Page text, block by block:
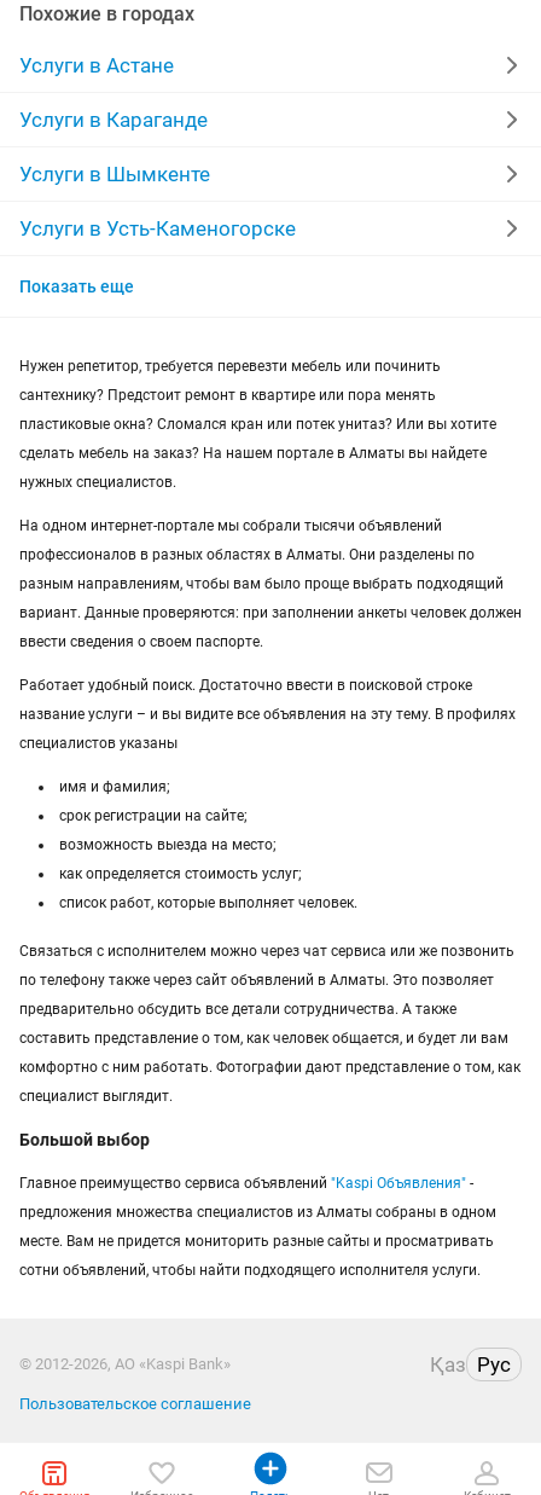
мебель на заказ
уколы на дому вывоз мусора
москитные сетки
ремонт стиральных машин диван
грузоперевозки газель
прихожая двери сборка мебели ремонт
Похожие в городах
Услуги в Астане
Услуги в Караганде
Услуги в Шымкенте
Услуги в Усть-Каменогорске
Услуги в Актобе
Услуги в Костанае
Услуги в Уральске
Услуги в Казахстане
Показать еще
Нужен репетитор, требуется перевезти мебель или починить
сантехнику? Предстоит ремонт в квартире или пора менять
пластиковые окна? Сломался кран или потек унитаз? Или вы хотите
сделать мебель на заказ? На нашем портале в Алматы вы найдете
нужных специалистов.
На одном интернет-портале мы собрали тысячи объявлений
профессионалов в разных областях в Алматы. Они разделены по
разным направлениям, чтобы вам было проще выбрать подходящий
вариант. Данные проверяются: при заполнении анкеты человек должен
ввести сведения о своем паспорте.
Работает удобный поиск. Достаточно ввести в поисковой строке
название услуги – и вы видите все объявления на эту тему. В профилях
специалистов указаны
имя и фамилия;
срок регистрации на сайте;
возможность выезда на место;
как определяется стоимость услуг;
список работ, которые выполняет человек.
Связаться с исполнителем можно через чат сервиса или же позвонить
по телефону также через сайт объявлений в Алматы. Это позволяет
предварительно обсудить все детали сотрудничества. А также
составить представление о том, как человек общается, и будет ли вам
комфортно с ним работать. Фотографии дают представление о том, как
специалист выглядит.
Большой выбор
Главное преимущество сервиса объявлений "Kaspi Объявления" -
предложения множества специалистов из Алматы собраны в одном
месте. Вам не придется мониторить разные сайты и просматривать
сотни объявлений, чтобы найти подходящего исполнителя услуги.
© 2012-2026, АО «Kaspi Bank» Қаз Рус
Пользовательское соглашение